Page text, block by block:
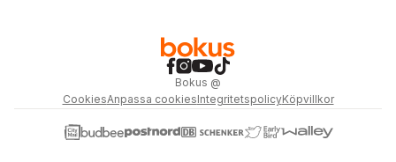
Bokus @
CookiesAnpassa cookiesIntegritetspolicyKöpvillkor